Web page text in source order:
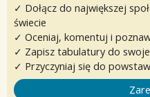
✓ Dołącz do największej
świecie
✓ Oceniaj, komentuj i
✓ Zapisz tabulatury do
✓ Przyczyniaj się do